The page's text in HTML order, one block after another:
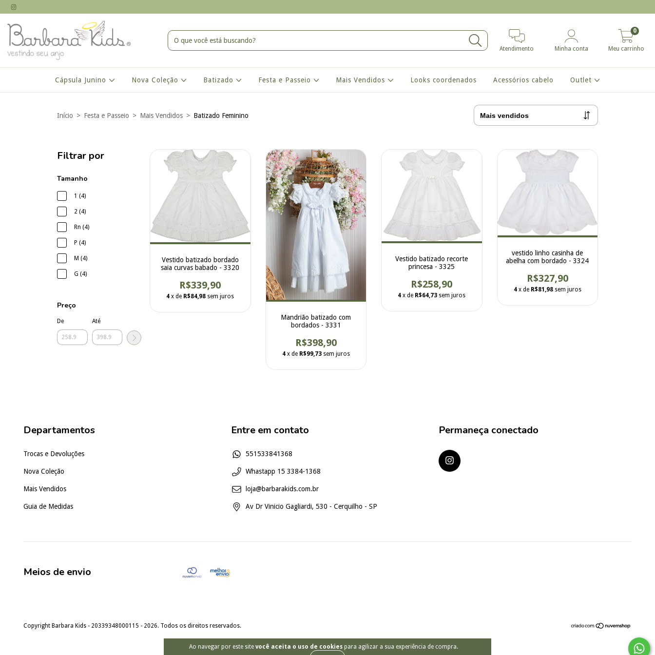
Atendimento Minha conta Meu carrinho
0
Cápsula Junino Nova Coleção Batizado Festa e Passeio Mais Vendidos Looks coordenados Acessórios cabelo Outlet
Ao navegar por este site você aceita o uso de cookies para agilizar a sua experiência de compra.
Início > Festa e Passeio > Mais Vendidos > Batizado Feminino
Filtrar por
Tamanho
1 (4)
2 (4)
Rn (4)
P (4)
M (4)
G (4)
Preço
De Até
Vestido batizado bordado
saia curvas babado - 3320
R$339,90
4 x de R$84,98 sem juros
Mandrião batizado com
bordados - 3331
R$398,90
4 x de R$99,73 sem juros
Vestido batizado recorte
princesa - 3325
R$258,90
4 x de R$64,73 sem juros
vestido linho casinha de
abelha com bordado - 3324
R$327,90
4 x de R$81,98 sem juros
Departamentos
Trocas e Devoluções
Nova Coleção
Mais Vendidos
Guia de Medidas
Entre em contato
551533841368
Whastapp 15 3384-1368
loja@barbarakids.com.br
Av Dr Vinicio Gagliardi, 530 - Cerquilho - SP
Permaneça conectado
Meios de envio
Copyright Barbara Kids - 20339348000115 - 2026. Todos os direitos reservados.